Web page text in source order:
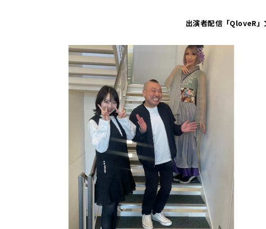
出演者配信「QloveR」